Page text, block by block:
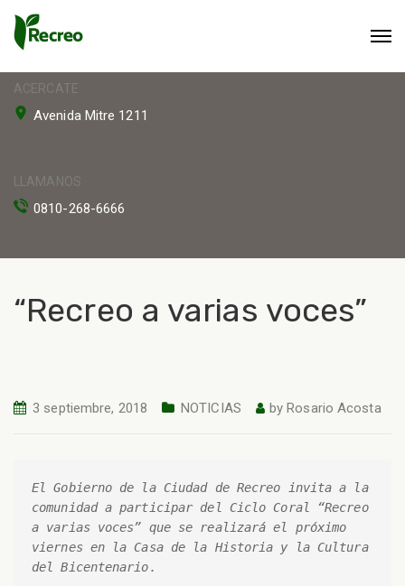
ACERCATE
Avenida Mitre 1211
LLAMANOS
0810-268-6666
“Recreo a varias voces”
3 septiembre, 2018 NOTICIAS byRosario Acosta
El Gobierno de la Ciudad de Recreo invita a la
comunidad a participar del Ciclo Coral “Recreo
a varias voces” que se realizará el próximo
viernes en la Casa de la Historia y la Cultura